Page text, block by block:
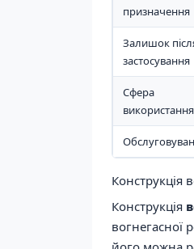
призначення
Залишок
застосування
Сфера
використання
Конструкція
Конструкція
вогнегасної